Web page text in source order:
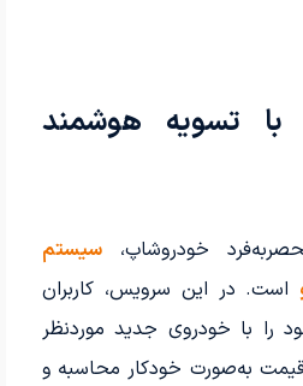
تسویه هوشمند
خودروشاپ،سیستم
است. در این سرویس، کاربران
را با خودروی جدید موردنظر
به‌صورت خودکار محاسبه و